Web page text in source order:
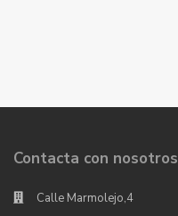
Contacta con nosotros
Calle Marmolejo,4